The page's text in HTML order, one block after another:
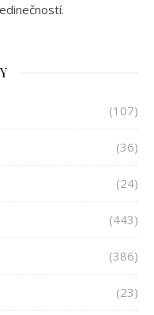
(107)
(36)
(24)
(443)
(386)
(23)